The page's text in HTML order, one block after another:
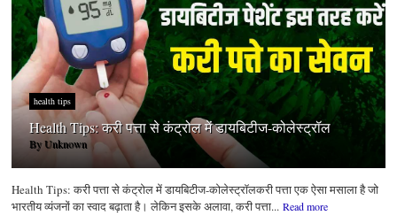
health tips
Health Tips: करी पत्ता से कंट्रोल में डायबिटीज-कोलेस्ट्रॉल
ByUnknown
Health Tips: करी पत्ता से कंट्रोल में डायबिटीज-कोलेस्ट्रॉलकरी पत्ता एक ऐसा मसाला है जो
भारतीय व्यंजनों का स्वाद बढ़ाता है। लेकिन इसके अलावा, करी पत्ता... Read more